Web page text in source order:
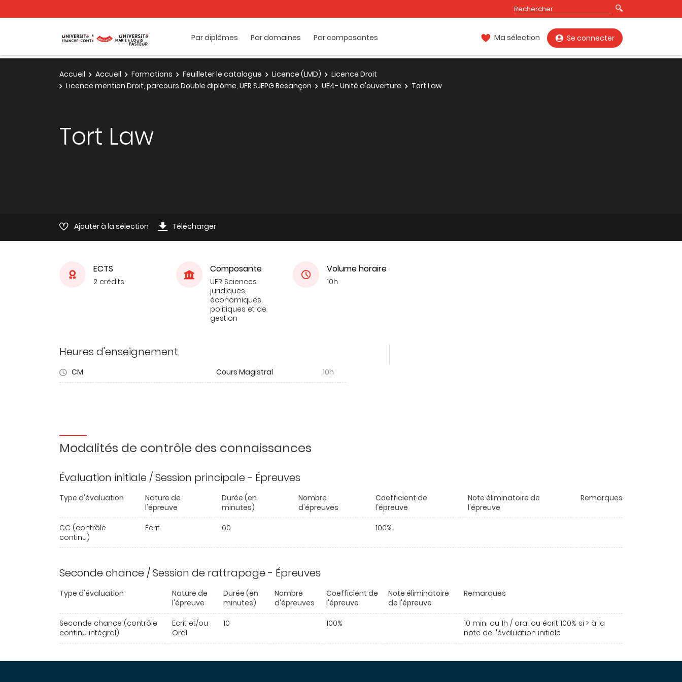
Par diplômes Par domaines Par composantes Ma sélection Se connecter
Accueil Accueil Formations Feuilleter le catalogue Licence (LMD)
Licence Droit
Licence mention Droit, parcours Double diplôme, UFR SJEPG Besançon
UE4- Unité d'ouverture Tort Law
Tort Law
Ajouter à la sélection Télécharger
ECTS
2 crédits
Composante
UFR Sciences
juridiques,
économiques,
politiques et de
gestion
Volume horaire
10h
Heures d'enseignement
CM Cours Magistral 10h
Modalités de contrôle des connaissances
Évaluation initiale / Session principale - Épreuves
Type d'évaluation
Nature de
l'épreuve
Durée (en
minutes)
Nombre
d'épreuves
Coefficient de
l'épreuve
Note éliminatoire de
l'épreuve
Remarques
CC (contrôle
continu)
Écrit 60 100%
Seconde chance / Session de rattrapage - Épreuves
Type d'évaluation
Nature de
l'épreuve
Durée (en
minutes)
Nombre
d'épreuves
Coefficient de
l'épreuve
Note éliminatoire
de l'épreuve
Remarques
Seconde chance (contrôle
continu intégral)
Ecrit et/ou
Oral
10 100%
10 min. ou 1h / oral ou écrit 100% si > à la
note de l'évaluation initiale